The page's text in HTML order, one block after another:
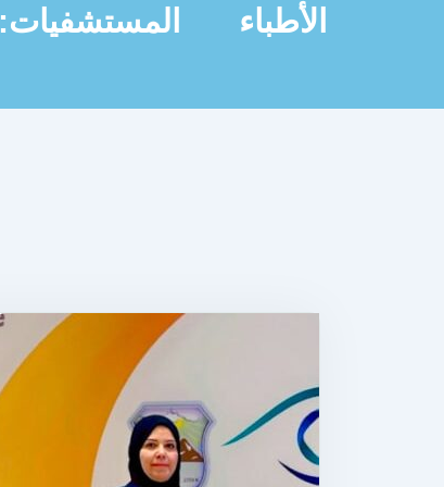
الأطباء المستشفيات: